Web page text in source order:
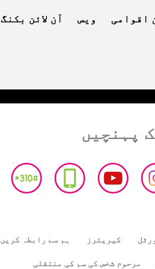
اقوامی ویس آن لائن بکنگ
پہنچیں
کیریئرز ہم سے رابطہ کریں
مرحوم شخص کی سم کی منتقلی